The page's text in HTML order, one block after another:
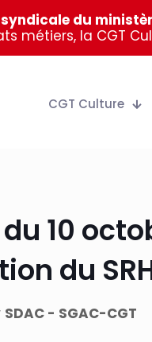
du
métiers, la CGT
CGT Culture
du 10
du
SDAC - SGAC-CGT